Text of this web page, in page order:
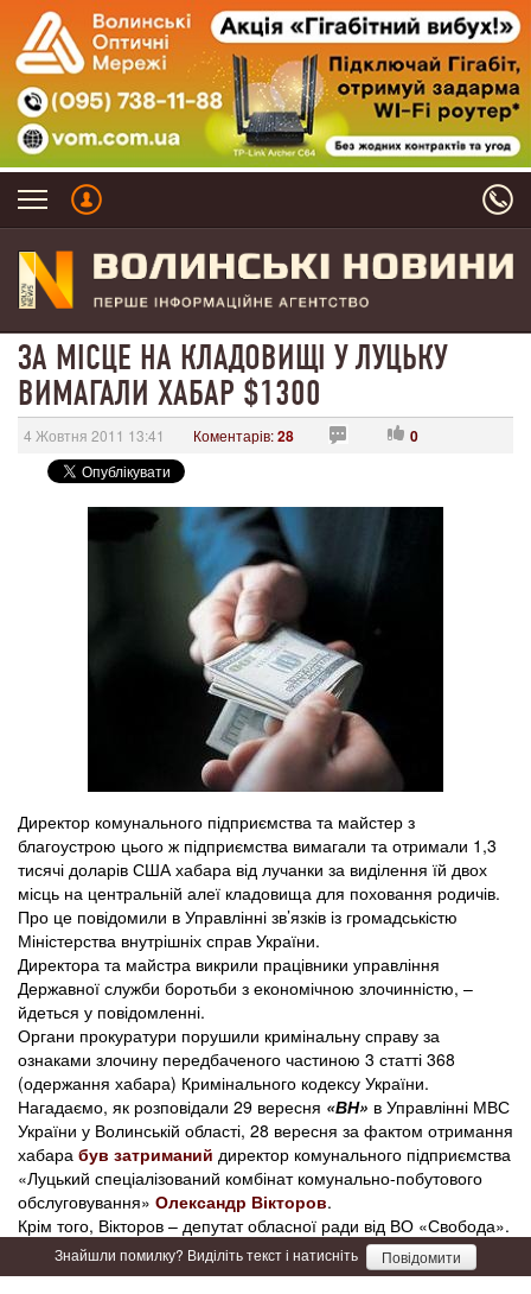
ЗА МІСЦЕ НА КЛАДОВИЩІ У ЛУЦЬКУ
ВИМАГАЛИ ХАБАР $1300
4 Жовтня 2011 13:41 Коментарів:28 0
Директор комунального підприємства та майстер з
благоустрою цього ж підприємства вимагали та отримали 1,3
тисячі доларів США хабара від лучанки за виділення їй двох
місць на центральній алеї кладовища для поховання родичів.
Про це повідомили в Управлінні зв’язків із громадськістю
Міністерства внутрішніх справ України.
Директора та майстра викрили працівники управління
Державної служби боротьби з економічною злочинністю, –
йдеться у повідомленні.
Органи прокуратури порушили кримінальну справу за
ознаками злочину передбаченого частиною 3 статті 368
(одержання хабара) Кримінального кодексу України.
Нагадаємо, як розповідали 29 вересня «ВН» в Управлінні МВС
України у Волинській області, 28 вересня за фактом отримання
хабара був затриманий директор комунального підприємства
«Луцький спеціалізований комбінат комунально-побутового
обслуговування» Олександр Вікторов.
Крім того, Вікторов – депутат обласної ради від ВО «Свобода».
Знайшли помилку? Виділіть текст і натисніть Повідомити